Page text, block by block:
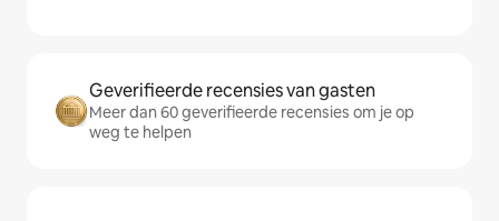
Geverifieerde recensies van gasten
Meer dan 60 geverifieerde recensies om je op
weg te helpen